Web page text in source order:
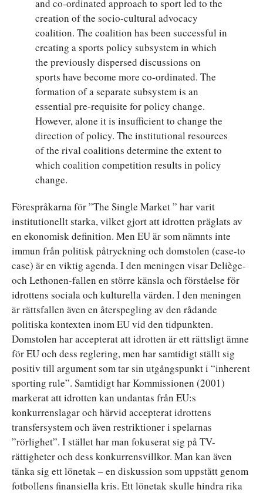
and co-ordinated approach to sport led to the
creation of the socio-cultural advocacy
coalition. The coalition has been successful in
creating a sports policy subsystem in which
the previously dispersed discussions on
sports have become more co-ordinated. The
formation of a separate subsystem is an
essential pre-requisite for policy change.
However, alone it is insufficient to change the
direction of policy. The institutional resources
of the rival coalitions determine the extent to
which coalition competition results in policy
change.
Förespråkarna för ”The Single Market ” har varit
institutionellt starka, vilket gjort att idrotten präglats av
en ekonomisk definition. Men EU är som nämnts inte
immun från politisk påtryckning och domstolen (case-to
case) är en viktig agenda. I den meningen visar Deliège-
och Lethonen-fallen en större känsla och förståelse för
idrottens sociala och kulturella värden. I den meningen
är rättsfallen även en återspegling av den rådande
politiska kontexten inom EU vid den tidpunkten.
Domstolen har accepterat att idrotten är ett rättsligt ämne
för EU och dess reglering, men har samtidigt ställt sig
positiv till argument som tar sin utgångspunkt i “inherent
sporting rule”. Samtidigt har Kommissionen (2001)
markerat att idrotten kan undantas från EU:s
konkurrenslagar och härvid accepterat idrottens
transfersystem och även restriktioner i spelarnas
”rörlighet”. I stället har man fokuserat sig på TV-
rättigheter och dess konkurrensvillkor. Man kan även
tänka sig ett lönetak – en diskussion som uppstått genom
fotbollens finansiella kris. Ett lönetak skulle hindra rika